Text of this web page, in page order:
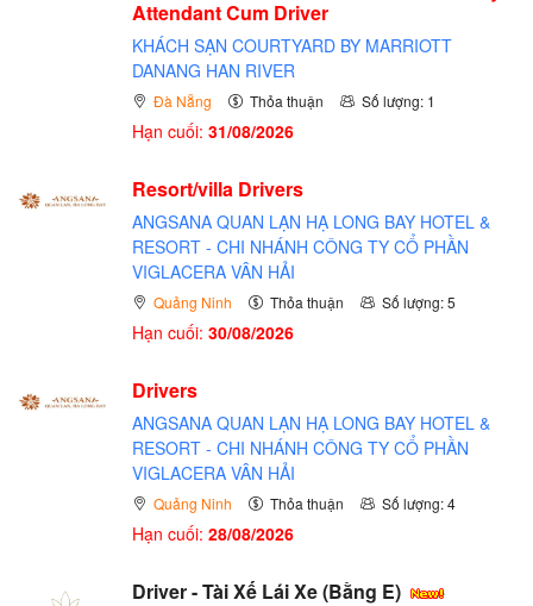
Attendant Cum Driver
KHÁCH SẠN COURTYARD BY MARRIOTT
DANANG HAN RIVER
Đà Nẵng Thỏa thuận Số lượng: 1
Hạn cuối: 31/08/2026
Resort/villa Drivers
ANGSANA QUAN LẠN HẠ LONG BAY HOTEL &
RESORT - CHI NHÁNH CÔNG TY CỔ PHẦN
VIGLACERA VÂN HẢI
Quảng Ninh Thỏa thuận Số lượng: 5
Hạn cuối: 30/08/2026
Drivers
ANGSANA QUAN LẠN HẠ LONG BAY HOTEL &
RESORT - CHI NHÁNH CÔNG TY CỔ PHẦN
VIGLACERA VÂN HẢI
Quảng Ninh Thỏa thuận Số lượng: 4
Hạn cuối: 28/08/2026
Driver - Tài Xế Lái Xe (Bằng E)